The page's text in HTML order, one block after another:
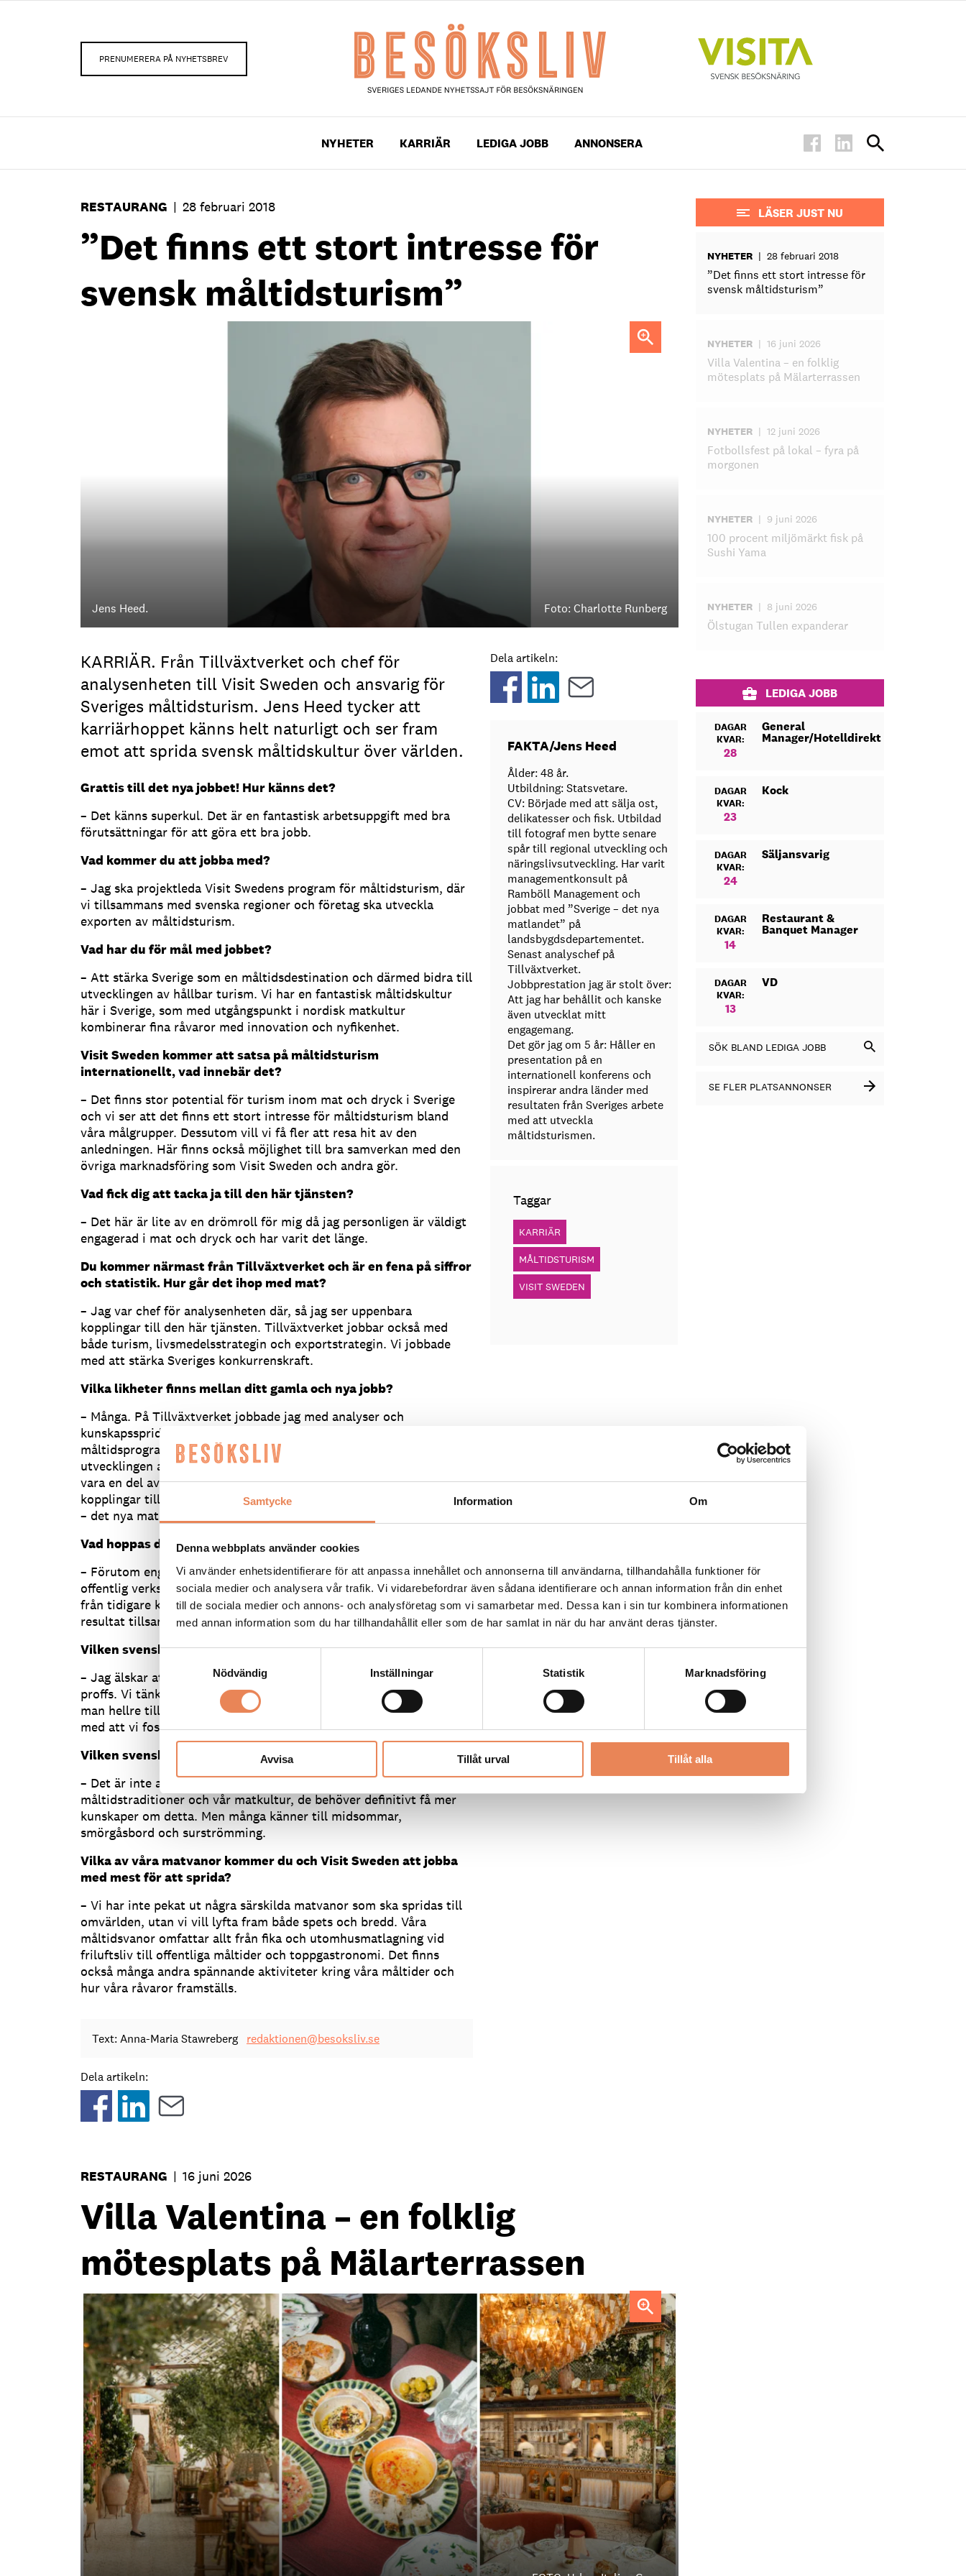
Samtycke Information Om
Denna webbplats använder cookies
Vi använder enhetsidentifierare för att anpassa innehållet och annonserna till användarna, tillhandahålla funktioner för
sociala medier och analysera vår trafik. Vi vidarebefordrar även sådana identifierare och annan information från din enhet
till de sociala medier och annons- och analysföretag som vi samarbetar med. Dessa kan i sin tur kombinera informationen
med annan information som du har tillhandahållit eller som de har samlat in när du har använt deras tjänster.
Samtyckesval
Nödvändig
Inställningar Statistik Marknadsföring
Avvisa Tillåt urval Tillåt alla
PRENUMERERA PÅ NYHETSBREV
NYHETER KARRIÄR LEDIGA JOBB ANNONSERA
RESTAURANG | 28 februari 2018
”Det finns ett stort intresse för
svensk måltidsturism”
Jens Heed. Foto: Charlotte Runberg
KARRIÄR. Från Tillväxtverket och chef för
analysenheten till Visit Sweden och ansvarig för
Sveriges måltidsturism. Jens Heed tycker att
karriärhoppet känns helt naturligt och ser fram
emot att sprida svensk måltidskultur över världen.
Grattis till det nya jobbet! Hur känns det?
– Det känns superkul. Det är en fantastisk arbetsuppgift med bra
förutsättningar för att göra ett bra jobb.
Vad kommer du att jobba med?
– Jag ska projektleda Visit Swedens program för måltidsturism, där
vi tillsammans med svenska regioner och företag ska utveckla
exporten av måltidsturism.
Vad har du för mål med jobbet?
– Att stärka Sverige som en måltidsdestination och därmed bidra till
utvecklingen av hållbar turism. Vi har en fantastisk måltidskultur
här i Sverige, som med utgångspunkt i nordisk matkultur
kombinerar fina råvaror med innovation och nyfikenhet.
Visit Sweden kommer att satsa på måltidsturism
internationellt, vad innebär det?
– Det finns stor potential för turism inom mat och dryck i Sverige
och vi ser att det finns ett stort intresse för måltidsturism bland
våra målgrupper. Dessutom vill vi få fler att resa hit av den
anledningen. Här finns också möjlighet till bra samverkan med den
övriga marknadsföring som Visit Sweden och andra gör.
Vad fick dig att tacka ja till den här tjänsten?
– Det här är lite av en drömroll för mig då jag personligen är väldigt
engagerad i mat och dryck och har varit det länge.
Du kommer närmast från Tillväxtverket och är en fena på siffror
och statistik. Hur går det ihop med mat?
– Jag var chef för analysenheten där, så jag ser uppenbara
kopplingar till den här tjänsten. Tillväxtverket jobbar också med
både turism, livsmedelsstrategin och exportstrategin. Vi jobbade
med att stärka Sveriges konkurrenskraft.
Vilka likheter finns mellan ditt gamla och nya jobb?
– Många. På Tillväxtverket jobbade jag med analyser och
kunskapsspridning, det är en av de stora uppgifterna i
måltidsprogrammet. Mitt jobb där var också att bidra till
utvecklingen av strategier och nya insatser, vilket också kommer att
vara en del av måltidsprogrammet. Sedan finns också många
kopplingar till mitt tidigare jobb på Regeringskansliet med ”Sverige
– det nya matlandet” som hade matturism som ett fokusområde.
Vad hoppas du kunna tillföra på ditt nya jobb?
– Förutom engagemanget har jag bred kunskap från både privat och
offentlig verksamhet och hoppas kunna använda mina erfarenheter
från tidigare karriär. Sedan gillar jag att jobba för att leverera
resultat tillsammans med andra.
Vilken svensk mattradition är du personligen mest förtjust i?
– Jag älskar att gå ut och äta en god lunch lagad och serverad av
proffs. Vi tänker kanske inte på det så ofta men i många länder tar
man hellre till exempel en macka. Kanske har vår tradition att göra
med att vi fostras så både i förskolan och skolan.
Vilken svensk tradition är turisterna mest fascinerade av?
– Det är inte alla turister som vet så mycket om våra
måltidstraditioner och vår matkultur, de behöver definitivt få mer
kunskaper om detta. Men många känner till midsommar,
smörgåsbord och surströmming.
Vilka av våra matvanor kommer du och Visit Sweden att jobba
med mest för att sprida?
– Vi har inte pekat ut några särskilda matvanor som ska spridas till
omvärlden, utan vi vill lyfta fram både spets och bredd. Våra
måltidsvanor omfattar allt från fika och utomhusmatlagning vid
friluftsliv till offentliga måltider och toppgastronomi. Det finns
också många andra spännande aktiviteter kring våra måltider och
hur våra råvaror framställs.
Text: Anna-Maria Stawreberg redaktionen@besoksliv.se
Dela artikeln:
Dela artikeln:
FAKTA/Jens Heed
Ålder: 48 år.
Utbildning: Statsvetare.
CV: Började med att sälja ost,
delikatesser och fisk. Utbildad
till fotograf men bytte senare
spår till regional utveckling och
näringslivsutveckling. Har varit
managementkonsult på
Ramböll Management och
jobbat med ”Sverige – det nya
matlandet” på
landsbygdsdepartementet.
Senast analyschef på
Tillväxtverket.
Jobbprestation jag är stolt över:
Att jag har behållit och kanske
även utvecklat mitt
engagemang.
Det gör jag om 5 år: Håller en
presentation på en
internationell konferens och
inspirerar andra länder med
resultaten från Sveriges arbete
med att utveckla
måltidsturismen.
Taggar
KARRIÄR
MÅLTIDSTURISM
VISIT SWEDEN
RESTAURANG | 16 juni 2026
Villa Valentina – en folklig
mötesplats på Mälarterrassen
LÄSER JUST NU
NYHETER | 28 februari 2018
”Det finns ett stort intresse för
svensk måltidsturism”
NYHETER | 16 juni 2026
Villa Valentina – en folklig
mötesplats på Mälarterrassen
NYHETER | 12 juni 2026
Fotbollsfest på lokal – fyra på
morgonen
NYHETER | 9 juni 2026
100 procent miljömärkt fisk på
Sushi Yama
NYHETER | 8 juni 2026
Ölstugan Tullen expanderar
LEDIGA JOBB
DAGAR
KVAR:
28
General
Manager/Hotelldirektör
DAGAR
KVAR:
23
Kock
DAGAR
KVAR:
24
Säljansvarig
DAGAR
KVAR:
14
Restaurant &
Banquet Manager
DAGAR
KVAR:
13
VD
SÖK BLAND LEDIGA JOBB
SE FLER PLATSANNONSER